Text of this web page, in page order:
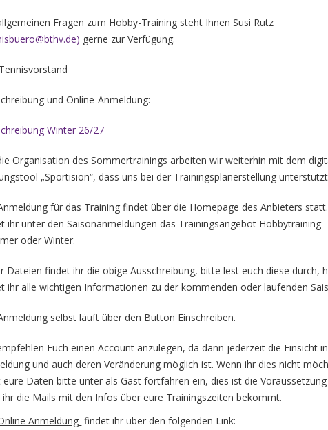
Fragen zum Hobby-Training steht Ihnen Susi Rutz
) gerne zur Verfügung.
und Online-Anmeldung:
Winter 26/27
Organisation des Sommertrainings arbeiten wir weiterhin mit dem
„Sportision“, dass uns bei der Trainingsplanerstellung
für das Training findet über die Homepage des Anbieters
ihr unter den Saisonanmeldungen das Trainingsangebot Hobbytraining
oder Winter.
Dateien findet ihr die obige Ausschreibung, bitte lest euch diese durch,
ihr alle wichtigen Informationen zu der kommenden oder laufenden
selbst läuft über den Button Einschreiben.
Euch einen Account anzulegen, da dann jederzeit die Einsicht
und auch deren Veränderung möglich ist. Wenn ihr dies nicht
eure Daten bitte unterals Gast fortfahrenein, dies ist die
ihr die Mails mit den Infos über eure Trainingszeiten bekommt.
Anmeldung findet ihr über den folgenden Link: